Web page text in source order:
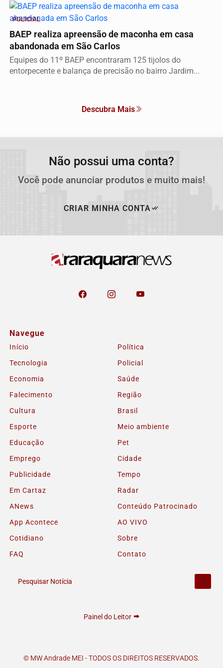
POLICIAL
BAEP realiza apreensão de maconha em casa
abandonada em São Carlos
Equipes do 11º BAEP encontraram 125 tijolos do
entorpecente e balança de precisão no bairro Jardim...
Descubra Mais
Não possui uma conta?
Você pode anunciar produtos e muito mais!
CRIAR MINHA CONTA
Navegue
Início
Política
Tecnologia
Policial
Economia
Saúde
Falecimento
Região
Cultura
Brasil
Esporte
Meio ambiente
Educação
Pet
Emprego
Cidade
Publicidade
Tempo
Em Cartaz
Radar
ANews
Conteúdo Patrocinado
App Acontece
AO VIVO
Cotidiano
Sobre
FAQ
Contato
Pesquisar Notícia
Painel do Leitor
© MW Andrade MEI - TODOS OS DIREITOS RESERVADOS.
de navegação. Ao continuar o acesso, entendemos que
PARA MAIS INFORMAÇÕES,ACESSE NOSSOS TERMOS